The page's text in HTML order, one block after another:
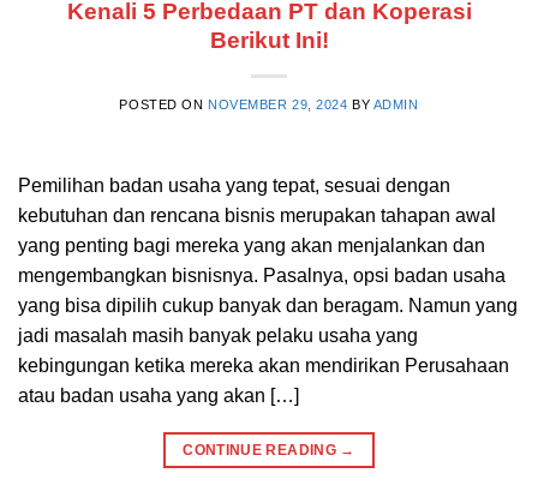
Kenali 5 Perbedaan PT dan Koperasi
Berikut Ini!
POSTED ON NOVEMBER 29, 2024 BY ADMIN
Pemilihan badan usaha yang tepat, sesuai dengan
kebutuhan dan rencana bisnis merupakan tahapan awal
yang penting bagi mereka yang akan menjalankan dan
mengembangkan bisnisnya. Pasalnya, opsi badan usaha
yang bisa dipilih cukup banyak dan beragam. Namun yang
jadi masalah masih banyak pelaku usaha yang
kebingungan ketika mereka akan mendirikan Perusahaan
atau badan usaha yang akan […]
CONTINUE READING →